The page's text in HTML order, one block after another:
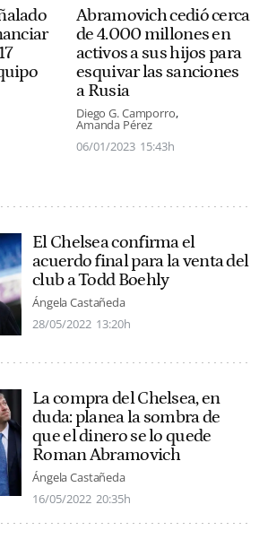
Abramovich cedió cerca
de 4.000 millones en
activos a sus hijos para
esquivar las sanciones
a Rusia
Diego G. Camporro
Amanda Pérez
06/01/2023 15:43h
El Chelsea confirma el
acuerdo final para la venta del
club a Todd Boehly
Ángela Castañeda
28/05/2022 13:20h
La compra del Chelsea, en
duda: planea la sombra de
que el dinero se lo quede
Roman Abramovich
Ángela Castañeda
16/05/2022 20:35h